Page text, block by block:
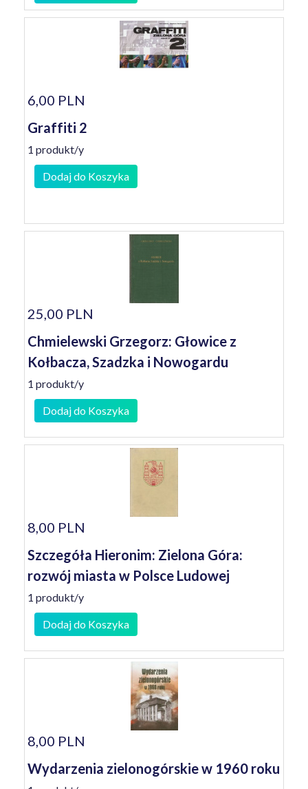
6,00 PLN
Graffiti 2
1 produkt/y
Dodaj do Koszyka
25,00 PLN
Chmielewski Grzegorz: Głowice z
Kołbacza, Szadzka i Nowogardu
1 produkt/y
Dodaj do Koszyka
8,00 PLN
Szczegóła Hieronim: Zielona Góra:
rozwój miasta w Polsce Ludowej
1 produkt/y
Dodaj do Koszyka
8,00 PLN
Wydarzenia zielonogórskie w 1960 roku